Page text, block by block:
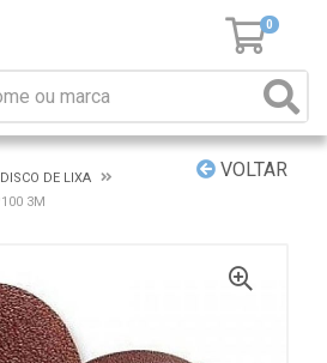
0
VOLTAR
DISCO DE LIXA
3M